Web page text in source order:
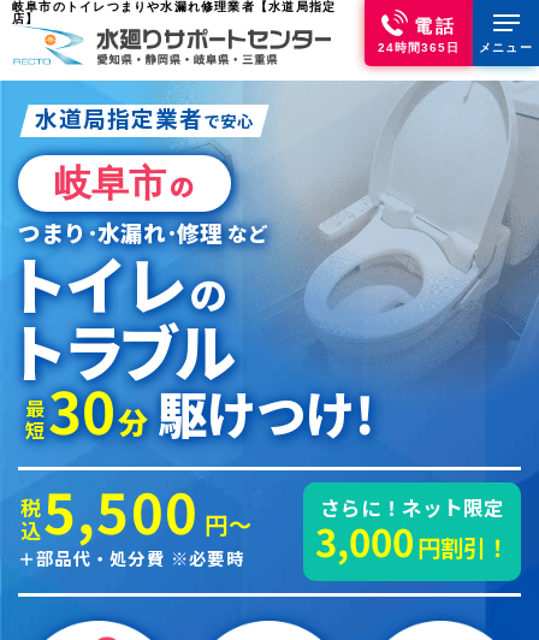
岐阜市のトイレつまりや水漏れ修理業者【水道局指定
店】
電話
24時間365日 メニュー
水道局指定業者 で安心
岐阜市の
つまり･水漏れ･修理 など
トイレの
トラブル
最短30分 駆けつけ!
税込5,500 円～
＋部品代・処分費 ※必要時
さらに！ネット限定
3,000 円割引！